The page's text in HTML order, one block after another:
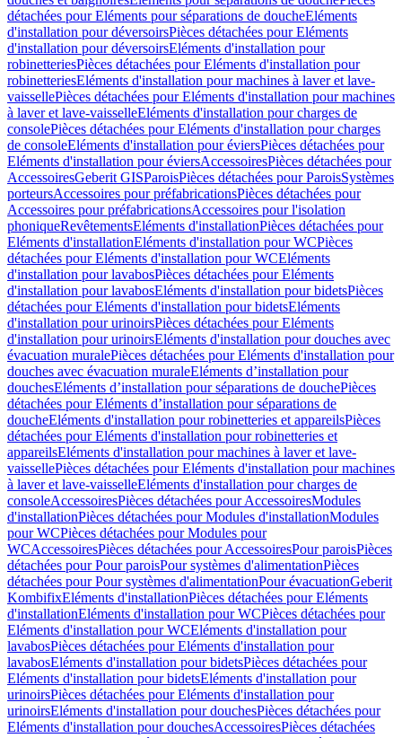
détachées pour Eléments pour séparations de doucheEléments
d'installation pour déversoirsPièces détachées pour Eléments
d'installation pour déversoirsEléments d'installation pour
robinetteriesPièces détachées pour Eléments d'installation pour
robinetteriesEléments d'installation pour machines à laver et lave-
vaissellePièces détachées pour Eléments d'installation pour machines
à laver et lave-vaisselleEléments d'installation pour charges de
consolePièces détachées pour Eléments d'installation pour charges
de consoleEléments d'installation pour éviersPièces détachées pour
Eléments d'installation pour éviersAccessoiresPièces détachées pour
AccessoiresGeberit GISParoisPièces détachées pour ParoisSystèmes
porteursAccessoires pour préfabricationsPièces détachées pour
Accessoires pour préfabricationsAccessoires pour l'isolation
phoniqueRevêtementsEléments d'installationPièces détachées pour
Eléments d'installationEléments d'installation pour WCPièces
détachées pour Eléments d'installation pour WCEléments
d'installation pour lavabosPièces détachées pour Eléments
d'installation pour lavabosEléments d'installation pour bidetsPièces
détachées pour Eléments d'installation pour bidetsEléments
d'installation pour urinoirsPièces détachées pour Eléments
d'installation pour urinoirsEléments d'installation pour douches avec
évacuation muralePièces détachées pour Eléments d'installation pour
douches avec évacuation muraleEléments d’installation pour
douchesEléments d’installation pour séparations de douchePièces
détachées pour Eléments d’installation pour séparations de
doucheEléments d'installation pour robinetteries et appareilsPièces
détachées pour Eléments d'installation pour robinetteries et
appareilsEléments d'installation pour machines à laver et lave-
vaissellePièces détachées pour Eléments d'installation pour machines
à laver et lave-vaisselleEléments d'installation pour charges de
consoleAccessoiresPièces détachées pour AccessoiresModules
d'installationPièces détachées pour Modules d'installationModules
pour WCPièces détachées pour Modules pour
WCAccessoiresPièces détachées pour AccessoiresPour paroisPièces
détachées pour Pour paroisPour systèmes d'alimentationPièces
détachées pour Pour systèmes d'alimentationPour évacuationGeberit
KombifixEléments d'installationPièces détachées pour Eléments
d'installationEléments d'installation pour WCPièces détachées pour
Eléments d'installation pour WCEléments d'installation pour
lavabosPièces détachées pour Eléments d'installation pour
lavabosEléments d'installation pour bidetsPièces détachées pour
Eléments d'installation pour bidetsEléments d'installation pour
urinoirsPièces détachées pour Eléments d'installation pour
urinoirsEléments d'installation pour douchesPièces détachées pour
Eléments d'installation pour douchesAccessoiresPièces détachées